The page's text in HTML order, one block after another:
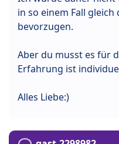
in so einem Fall
bevorzugen.
Aber du musst es für
Erfahrung ist
Alles Liebe:)